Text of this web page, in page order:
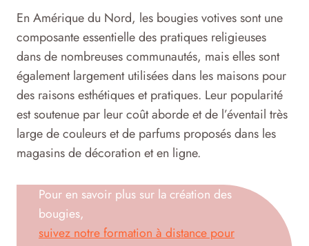
En Amérique du Nord, les bougies votives sont une
composante essentielle des pratiques religieuses
dans de nombreuses communautés, mais elles sont
également largement utilisées dans les maisons pour
des raisons esthétiques et pratiques. Leur popularité
est soutenue par leur coût aborde et de l’éventail très
large de couleurs et de parfums proposés dans les
magasins de décoration et en ligne.
Pour en savoir plus sur la création des
bougies,
suivez notre formation à distance pour